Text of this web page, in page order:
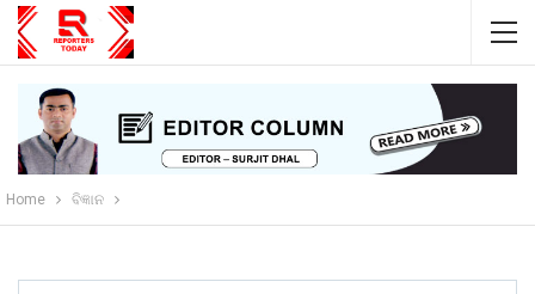
Home ବିଜ୍ଞାନ